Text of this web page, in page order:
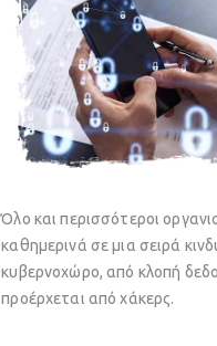
Όλο και περισσότεροι
καθημερινά σε μια σειρά
κυβερνοχώρο, από κλοπή
προέρχεται από χάκερς.